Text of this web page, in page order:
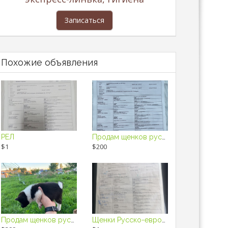
Записаться
Похожие объявления
РЕЛ
$1 $200